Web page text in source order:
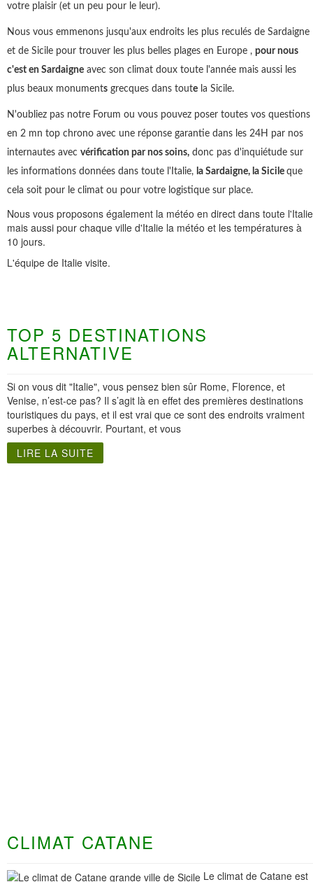
votre plaisir (et un peu pour le leur).
Nous vous emmenons jusqu'aux endroits les plus reculés de Sardaigne
et de Sicile pour trouver les plus belles plages en Europe , pour nous
c'est en Sardaigne avec son climat doux toute l'année mais aussi les
plus beaux monuments grecques dans toute la Sicile.
N'oubliez pas notre Forum ou vous pouvez poser toutes vos questions
en 2 mn top chrono avec une réponse garantie dans les 24H par nos
internautes avec vérification par nos soins, donc pas d'inquiétude sur
les informations données dans toute l'Italie, la Sardaigne, la Sicile que
cela soit pour le climat ou pour votre logistique sur place.
Nous vous proposons également la météo en direct dans toute l'Italie
mais aussi pour chaque ville d'Italie la météo et les températures à
10 jours.
L'équipe de Italie visite.
TOP 5 DESTINATIONS
ALTERNATIVE
Si on vous dit "Italie", vous pensez bien sûr Rome, Florence, et
Venise, n’est-ce pas? Il s’agit là en effet des premières destinations
touristiques du pays, et il est vrai que ce sont des endroits vraiment
superbes à découvrir. Pourtant, et vous
LIRE LA SUITE
CLIMAT CATANE
Le climat de Catane est